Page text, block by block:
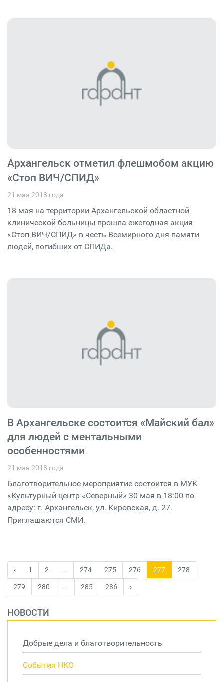
Архангельск отметил флешмобом акцию
«Стоп ВИЧ/СПИД»
21 мая 2018 года
18 мая на территории Архангельской областной
клинической больницы прошла ежегодная акция
«Стоп ВИЧ/СПИД» в честь Всемирного дня памяти
людей, погибших от СПИДа.
В Архангельске состоится «Майский бал»
для людей с ментальными
особенностями
21 мая 2018 года
Благотворительное мероприятие состоится в МУК
«Культурный центр «Северный» 30 мая в 18:00 по
адресу: г. Архангельск, ул. Кировская, д. 27.
Приглашаются СМИ.
‹ 1 2 ... 274 275 276 277 278
279 280 ... 285 286 ›
НОВОСТИ
Добрые дела и благотворительность
События НКО